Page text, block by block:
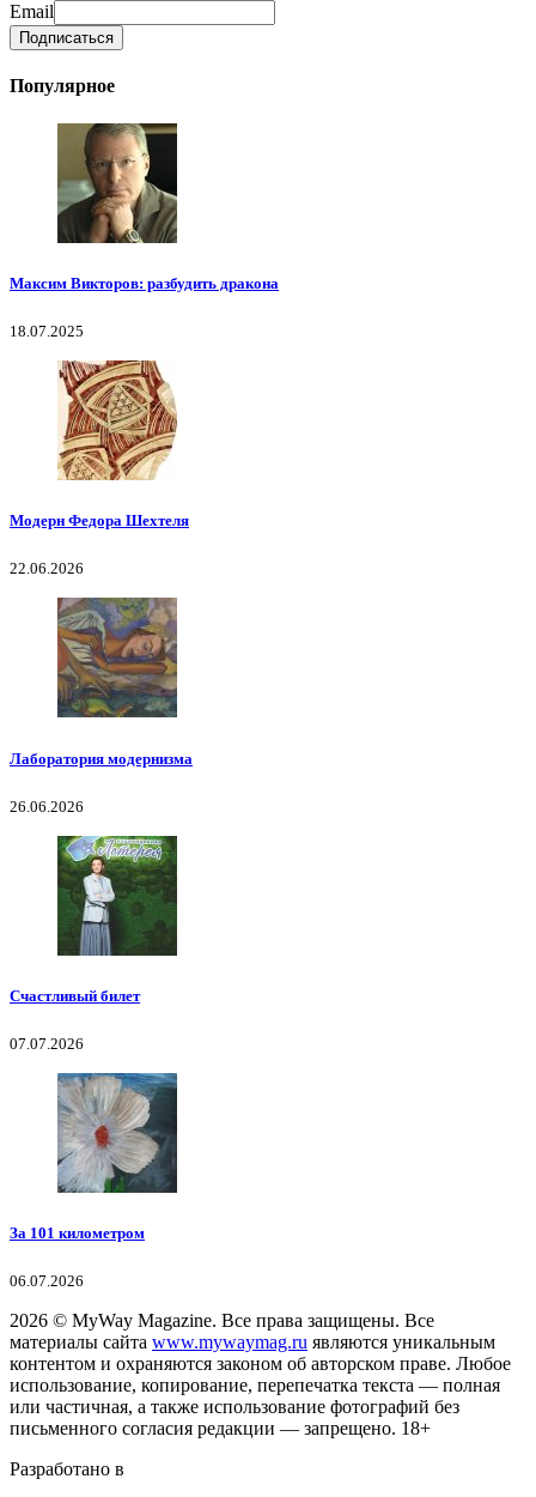
Email
Популярное
Максим Викторов: разбудить дракона
18.07.2025
Модерн Федора Шехтеля
22.06.2026
Лаборатория модернизма
26.06.2026
Счастливый билет
07.07.2026
За 101 километром
06.07.2026
2026 © MyWay Magazine. Все права защищены. Все
материалы сайта www.mywaymag.ru являются уникальным
контентом и охраняются законом об авторском праве. Любое
использование, копирование, перепечатка текста — полная
или частичная, а также использование фотографий без
письменного согласия редакции — запрещено. 18+
Разработано в